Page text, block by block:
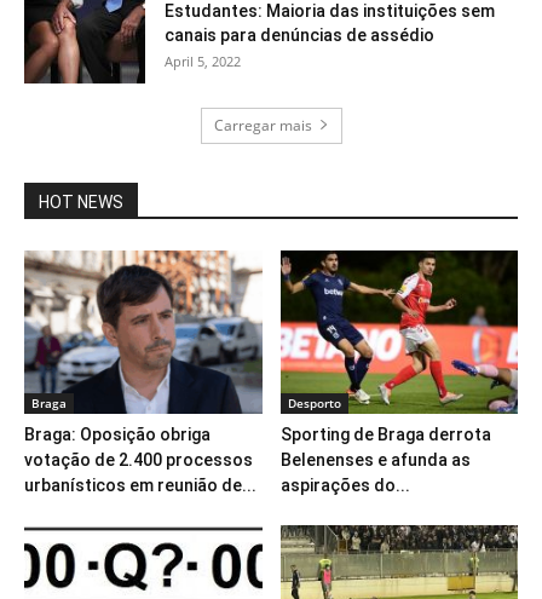
Estudantes: Maioria das instituições sem
canais para denúncias de assédio
April 5, 2022
Carregar mais
HOT NEWS
Braga
Braga: Oposição obriga
votação de 2.400 processos
urbanísticos em reunião de...
Desporto
Sporting de Braga derrota
Belenenses e afunda as
aspirações do...